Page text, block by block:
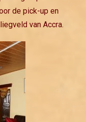
de pick-up en
van Accra.